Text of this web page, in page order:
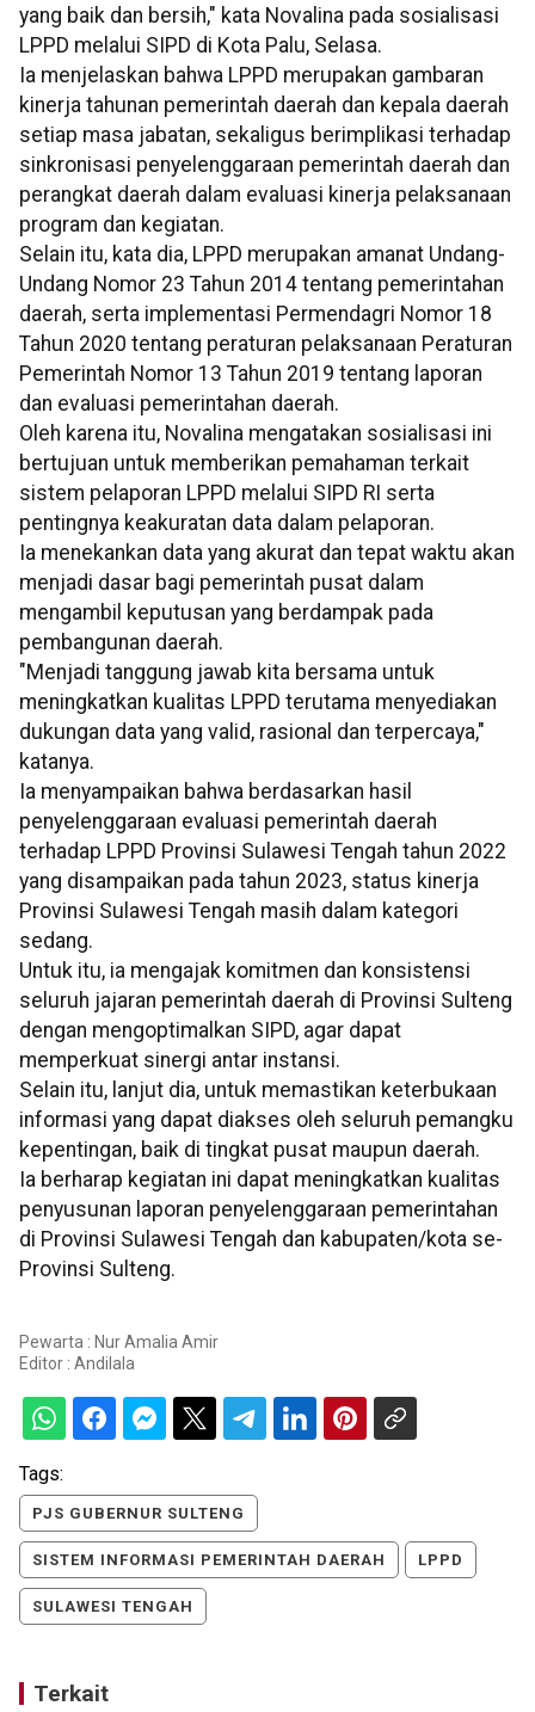
yang baik dan bersih," kata Novalina pada sosialisasi
LPPD melalui SIPD di Kota Palu, Selasa.
Ia menjelaskan bahwa LPPD merupakan gambaran
kinerja tahunan pemerintah daerah dan kepala daerah
setiap masa jabatan, sekaligus berimplikasi terhadap
sinkronisasi penyelenggaraan pemerintah daerah dan
perangkat daerah dalam evaluasi kinerja pelaksanaan
program dan kegiatan.
Selain itu, kata dia, LPPD merupakan amanat Undang-
Undang Nomor 23 Tahun 2014 tentang pemerintahan
daerah, serta implementasi Permendagri Nomor 18
Tahun 2020 tentang peraturan pelaksanaan Peraturan
Pemerintah Nomor 13 Tahun 2019 tentang laporan
dan evaluasi pemerintahan daerah.
Oleh karena itu, Novalina mengatakan sosialisasi ini
bertujuan untuk memberikan pemahaman terkait
sistem pelaporan LPPD melalui SIPD RI serta
pentingnya keakuratan data dalam pelaporan.
Ia menekankan data yang akurat dan tepat waktu akan
menjadi dasar bagi pemerintah pusat dalam
mengambil keputusan yang berdampak pada
pembangunan daerah.
"Menjadi tanggung jawab kita bersama untuk
meningkatkan kualitas LPPD terutama menyediakan
dukungan data yang valid, rasional dan terpercaya,"
katanya.
Ia menyampaikan bahwa berdasarkan hasil
penyelenggaraan evaluasi pemerintah daerah
terhadap LPPD Provinsi Sulawesi Tengah tahun 2022
yang disampaikan pada tahun 2023, status kinerja
Provinsi Sulawesi Tengah masih dalam kategori
sedang.
Untuk itu, ia mengajak komitmen dan konsistensi
seluruh jajaran pemerintah daerah di Provinsi Sulteng
dengan mengoptimalkan SIPD, agar dapat
memperkuat sinergi antar instansi.
Selain itu, lanjut dia, untuk memastikan keterbukaan
informasi yang dapat diakses oleh seluruh pemangku
kepentingan, baik di tingkat pusat maupun daerah.
Ia berharap kegiatan ini dapat meningkatkan kualitas
penyusunan laporan penyelenggaraan pemerintahan
di Provinsi Sulawesi Tengah dan kabupaten/kota se-
Provinsi Sulteng.
Pewarta : Nur Amalia Amir
Editor : Andilala
Tags:
PJS GUBERNUR SULTENG
SISTEM INFORMASI PEMERINTAH DAERAH LPPD
SULAWESI TENGAH
Terkait